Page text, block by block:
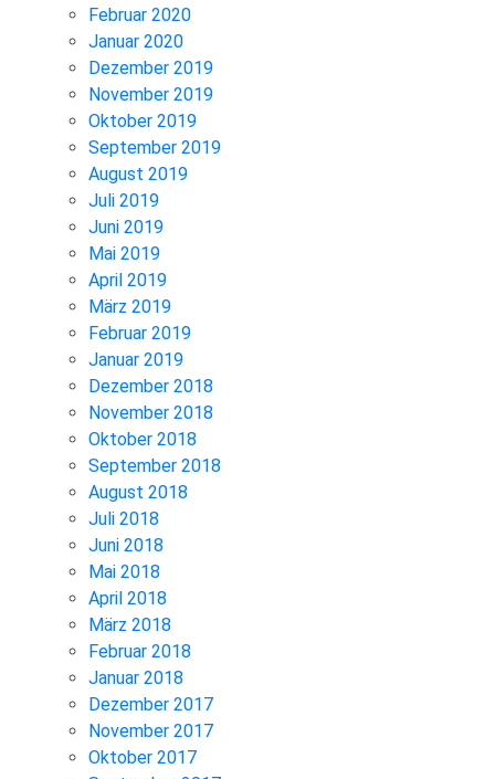
Februar 2020
Januar 2020
Dezember 2019
November 2019
Oktober 2019
September 2019
August 2019
Juli 2019
Juni 2019
Mai 2019
April 2019
März 2019
Februar 2019
Januar 2019
Dezember 2018
November 2018
Oktober 2018
September 2018
August 2018
Juli 2018
Juni 2018
Mai 2018
April 2018
März 2018
Februar 2018
Januar 2018
Dezember 2017
November 2017
Oktober 2017